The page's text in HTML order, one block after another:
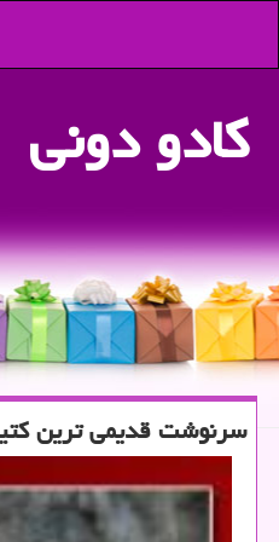
كادو دونی
سرنوشت قدیمی ترین